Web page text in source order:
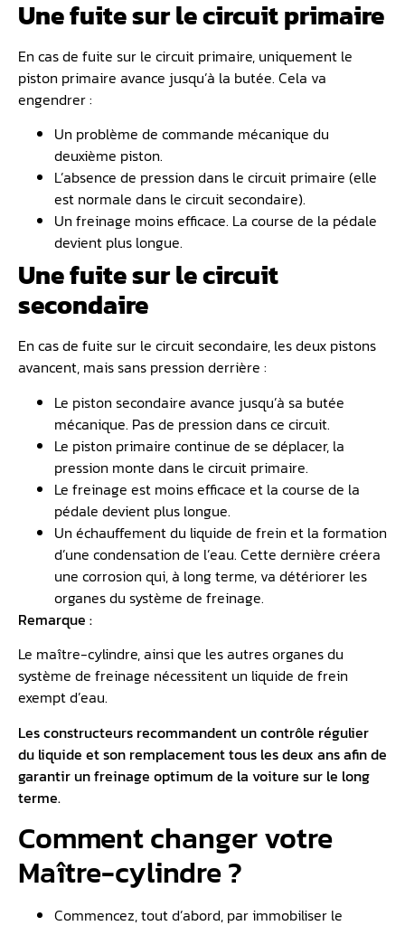
Une fuite sur le circuit primaire
En cas de fuite sur le circuit primaire, uniquement le
piston primaire avance jusqu’à la butée. Cela va
engendrer :
Un problème de commande mécanique du
deuxième piston.
L’absence de pression dans le circuit primaire (elle
est normale dans le circuit secondaire).
Un freinage moins efficace. La course de la pédale
devient plus longue.
Une fuite sur le circuit
secondaire
En cas de fuite sur le circuit secondaire, les deux pistons
avancent, mais sans pression derrière :
Le piston secondaire avance jusqu’à sa butée
mécanique. Pas de pression dans ce circuit.
Le piston primaire continue de se déplacer, la
pression monte dans le circuit primaire.
Le freinage est moins efficace et la course de la
pédale devient plus longue.
Un échauffement du liquide de frein et la formation
d’une condensation de l’eau. Cette dernière créera
une corrosion qui, à long terme, va détériorer les
organes du système de freinage.
Remarque :
Le maître-cylindre, ainsi que les autres organes du
système de freinage nécessitent un liquide de frein
exempt d’eau.
Les constructeurs recommandent un contrôle régulier
du liquide et son remplacement tous les deux ans afin de
garantir un freinage optimum de la voiture sur le long
terme.
Comment changer votre
Maître-cylindre ?
Commencez, tout d’abord, par immobiliser le